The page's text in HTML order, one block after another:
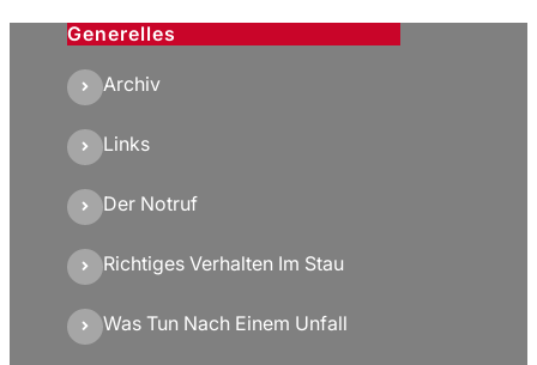
Generelles
Archiv
Links
Der Notruf
Richtiges Verhalten Im Stau
Was Tun Nach Einem Unfall